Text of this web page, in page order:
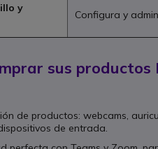
y
Configura y
sus productos
de productos: webcams,
de entrada.